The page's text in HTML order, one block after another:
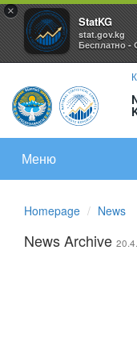
×
StatKG
stat.gov.kg
Бесплатно -
Меню
Homepage News
News Archive